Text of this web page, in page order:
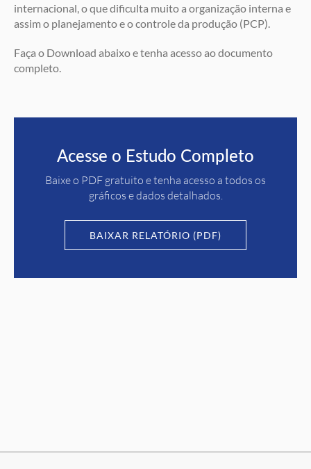
internacional, o que dificulta muito a organização interna e
assim o planejamento e o controle da produção (PCP).
Faça o Download abaixo e tenha acesso ao documento
completo.
Acesse o Estudo Completo
Baixe o PDF gratuito e tenha acesso a todos os
gráficos e dados detalhados.
BAIXAR RELATÓRIO (PDF)